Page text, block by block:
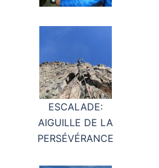
ESCALADE:
AIGUILLE DE LA
PERSÉVÉRANCE